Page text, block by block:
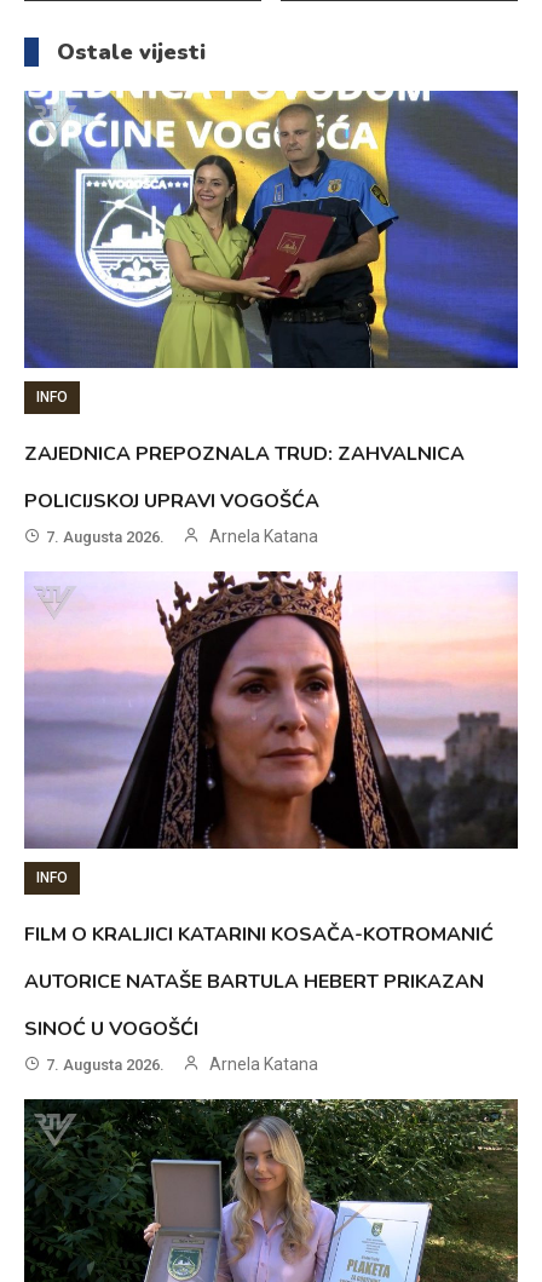
članaka
Ostale vijesti
INFO
ZAJEDNICA PREPOZNALA TRUD: ZAHVALNICA
POLICIJSKOJ UPRAVI VOGOŠĆA
7. Augusta 2026. Arnela Katana
INFO
FILM O KRALJICI KATARINI KOSAČA-KOTROMANIĆ
AUTORICE NATAŠE BARTULA HEBERT PRIKAZAN
SINOĆ U VOGOŠĆI
7. Augusta 2026. Arnela Katana